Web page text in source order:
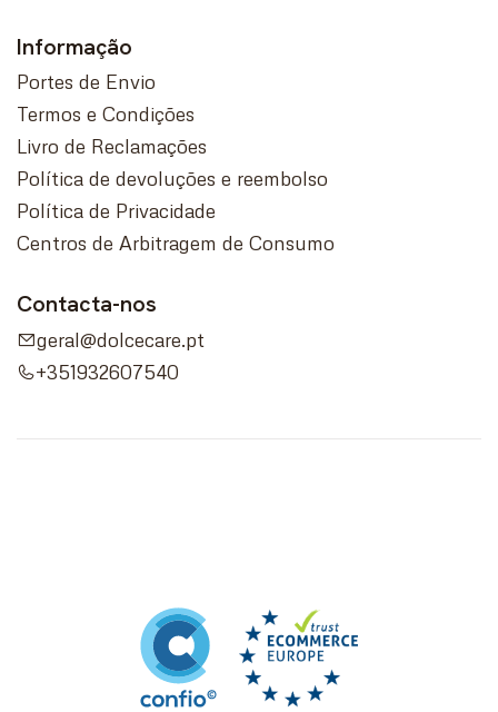
Informação
Portes de Envio
Termos e Condições
Livro de Reclamações
Política de devoluções e reembolso
Política de Privacidade
Centros de Arbitragem de Consumo
Contacta-nos
geral@dolcecare.pt
+351932607540